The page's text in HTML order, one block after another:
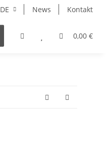
DE News Kontakt
0,00 €
GEOLINE ARHONT